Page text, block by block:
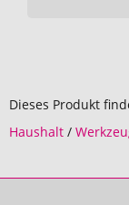
Dieses Produkt
Haushalt /